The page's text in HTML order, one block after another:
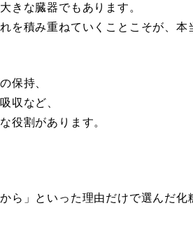
きな臓器でもあります。
を積み重ねていくことこそが、本
保持、
収など、
役割があります。
ら」といった理由だけで選んだ化